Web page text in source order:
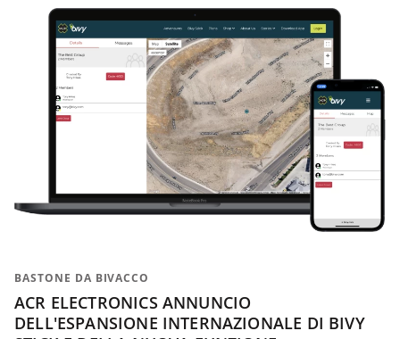
BASTONE DA BIVACCO
ACR ELECTRONICS ANNUNCIO
DELL'ESPANSIONE INTERNAZIONALE DI BIVY